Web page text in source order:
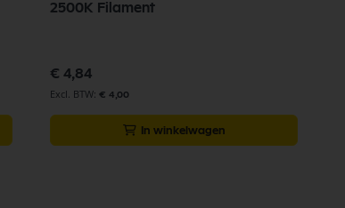
2500K Filament
€ 4,84
€ 4,00
In winkelwagen